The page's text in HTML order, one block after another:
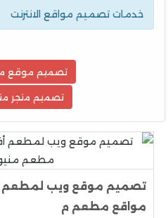
خدمات تصميم مواقع الانترنت
تصميم موقع
تصميم متجر
تصميم موقع ويب
مواقع مطعم م